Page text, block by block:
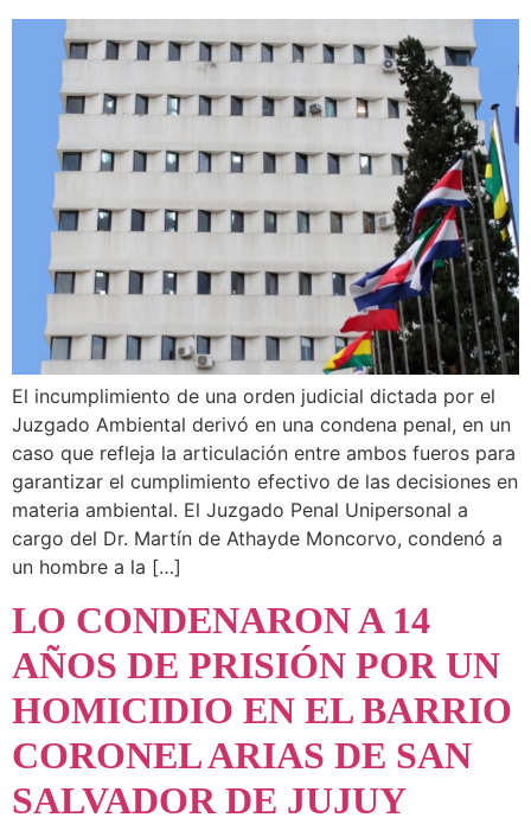
El incumplimiento de una orden judicial dictada por el
Juzgado Ambiental derivó en una condena penal, en un
caso que refleja la articulación entre ambos fueros para
garantizar el cumplimiento efectivo de las decisiones en
materia ambiental. El Juzgado Penal Unipersonal a
cargo del Dr. Martín de Athayde Moncorvo, condenó a
un hombre a la […]
LO CONDENARON A 14
AÑOS DE PRISIÓN POR UN
HOMICIDIO EN EL BARRIO
CORONEL ARIAS DE SAN
SALVADOR DE JUJUY